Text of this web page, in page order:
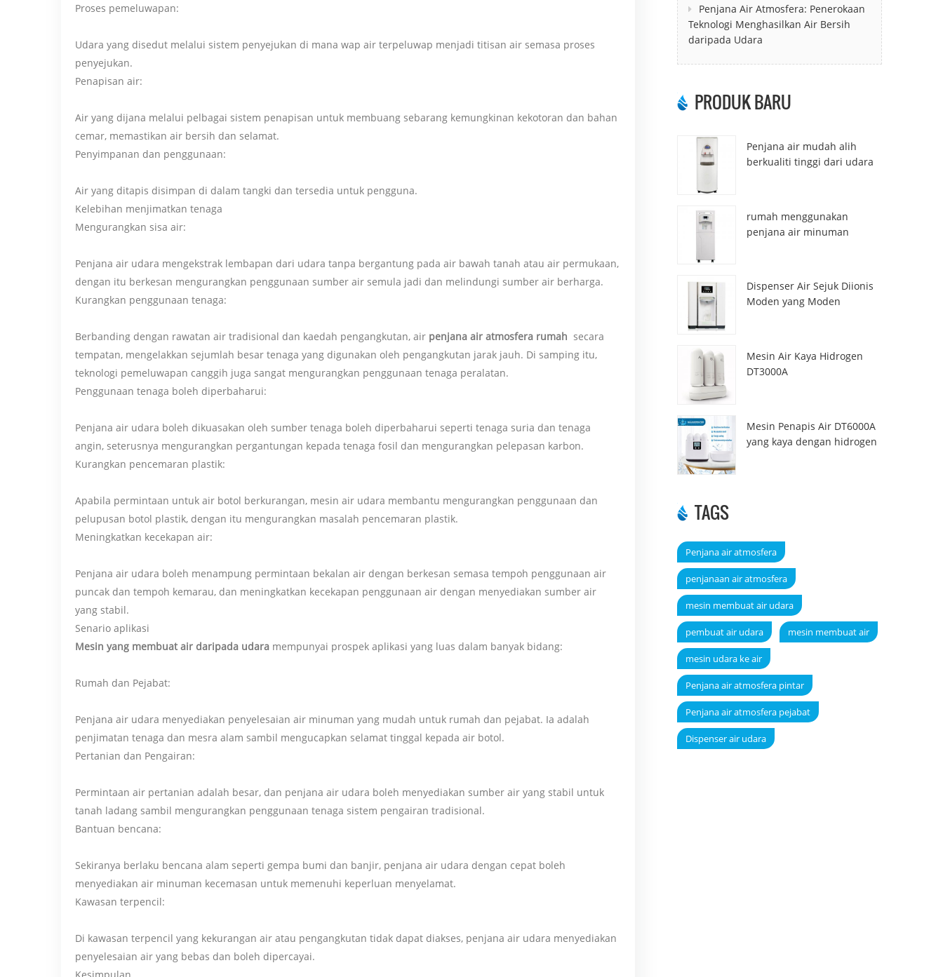
Proses pemeluwapan:
Udara yang disedut melalui sistem penyejukan di mana wap air terpeluwap menjadi titisan air semasa proses
penyejukan.
Penapisan air:
Air yang dijana melalui pelbagai sistem penapisan untuk membuang sebarang kemungkinan kekotoran dan bahan
cemar, memastikan air bersih dan selamat.
Penyimpanan dan penggunaan:
Air yang ditapis disimpan di dalam tangki dan tersedia untuk pengguna.
Kelebihan menjimatkan tenaga
Mengurangkan sisa air:
Penjana air udara mengekstrak lembapan dari udara tanpa bergantung pada air bawah tanah atau air permukaan,
dengan itu berkesan mengurangkan penggunaan sumber air semula jadi dan melindungi sumber air berharga.
Kurangkan penggunaan tenaga:
Berbanding dengan rawatan air tradisional dan kaedah pengangkutan, air penjana air atmosfera rumah secara
tempatan, mengelakkan sejumlah besar tenaga yang digunakan oleh pengangkutan jarak jauh. Di samping itu,
teknologi pemeluwapan canggih juga sangat mengurangkan penggunaan tenaga peralatan.
Penggunaan tenaga boleh diperbaharui:
Penjana air udara boleh dikuasakan oleh sumber tenaga boleh diperbaharui seperti tenaga suria dan tenaga
angin, seterusnya mengurangkan pergantungan kepada tenaga fosil dan mengurangkan pelepasan karbon.
Kurangkan pencemaran plastik:
Apabila permintaan untuk air botol berkurangan, mesin air udara membantu mengurangkan penggunaan dan
pelupusan botol plastik, dengan itu mengurangkan masalah pencemaran plastik.
Meningkatkan kecekapan air:
Penjana air udara boleh menampung permintaan bekalan air dengan berkesan semasa tempoh penggunaan air
puncak dan tempoh kemarau, dan meningkatkan kecekapan penggunaan air dengan menyediakan sumber air
yang stabil.
Senario aplikasi
Mesin yang membuat air daripada udara mempunyai prospek aplikasi yang luas dalam banyak bidang:
Rumah dan Pejabat:
Penjana air udara menyediakan penyelesaian air minuman yang mudah untuk rumah dan pejabat. Ia adalah
penjimatan tenaga dan mesra alam sambil mengucapkan selamat tinggal kepada air botol.
Pertanian dan Pengairan:
Permintaan air pertanian adalah besar, dan penjana air udara boleh menyediakan sumber air yang stabil untuk
tanah ladang sambil mengurangkan penggunaan tenaga sistem pengairan tradisional.
Bantuan bencana:
Sekiranya berlaku bencana alam seperti gempa bumi dan banjir, penjana air udara dengan cepat boleh
menyediakan air minuman kecemasan untuk memenuhi keperluan menyelamat.
Kawasan terpencil:
Di kawasan terpencil yang kekurangan air atau pengangkutan tidak dapat diakses, penjana air udara menyediakan
penyelesaian air yang bebas dan boleh dipercayai.
Penjana Air Atmosfera: Penerokaan
Teknologi Menghasilkan Air Bersih
daripada Udara
PRODUK BARU
Penjana air mudah alih
berkualiti tinggi dari udara
rumah menggunakan
penjana air minuman
Dispenser Air Sejuk Diionis
Moden yang Moden
Mesin Air Kaya Hidrogen
DT3000A
Mesin Penapis Air DT6000A
yang kaya dengan hidrogen
TAGS
Penjana air atmosfera
penjanaan air atmosfera
mesin membuat air udara
pembuat air udara mesin membuat air
mesin udara ke air
Penjana air atmosfera pintar
Penjana air atmosfera pejabat
Dispenser air udara